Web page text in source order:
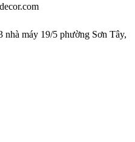
nhà máy 19/5 phường Sơn Tây,